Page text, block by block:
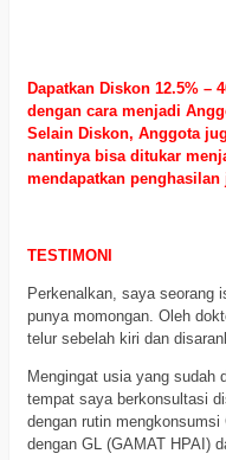
Dapatkan Diskon 12.5% –
dengan cara menjadi
Selain Diskon, Anggota
nantinya bisa ditukar
mendapatkan
TESTIMONI
Perkenalkan, saya seorang
punya momongan. Oleh
telur sebelah kiri dan
Mengingat usia yang sudah
tempat saya berkonsultasi
dengan rutin
dengan GL (GAMAT HPAI)